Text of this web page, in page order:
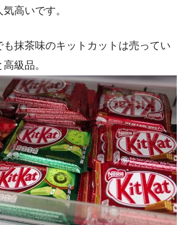
高いです。
抹茶味のキットカットは売ってい
級品。